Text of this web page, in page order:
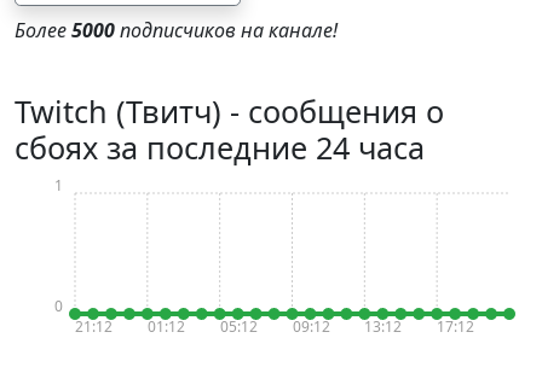
Более5000подписчиков на канале!
Twitch (Твитч) - сообщения о
сбоях за последние 24 часа
21:12 01:12 05:12 09:12 13:12 17:12
0
1